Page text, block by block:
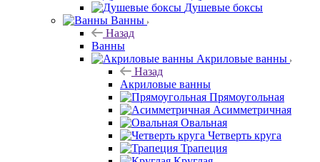
Душевые боксы
Ванны
Назад
Ванны
Акриловые ванны
Назад
Акриловые ванны
Прямоугольная
Асимметричная
Овальная
Четверть круга
Трапеция